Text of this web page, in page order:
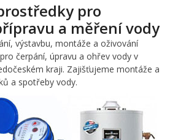
pro
a měření vody
výstavbu, montáže a oživování
čerpání, úpravu a ohřev vody v
kraji. Zajišťujeme montáže a
a spotřeby vody.